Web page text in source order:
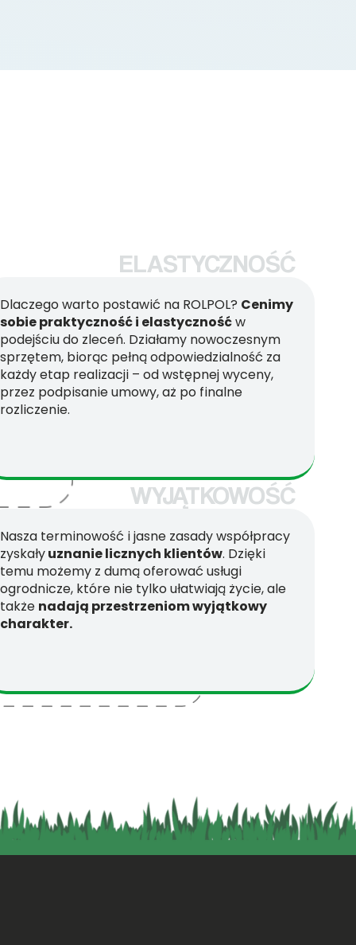
ELASTYCZNOŚĆ
Dlaczego warto postawić na ROLPOL? Cenimy
sobie praktyczność i elastycznośćw
podejściu do zleceń. Działamy nowoczesnym
sprzętem, biorąc pełną odpowiedzialność za
każdy etap realizacji – od wstępnej wyceny,
przez podpisanie umowy, aż po finalne
rozliczenie.
WYJĄTKOWOŚĆ
Nasza terminowość i jasne zasady współpracy
zyskałyuznanie licznych klientów. Dzięki
temu możemy z dumą oferować usługi
ogrodnicze, które nie tylko ułatwiają życie, ale
także nadają przestrzeniom wyjątkowy
charakter.